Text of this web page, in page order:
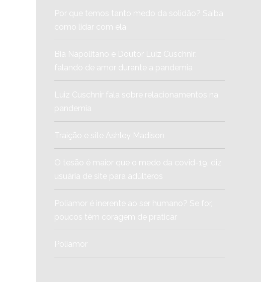
Por que temos tanto medo da solidão? Saiba
como lidar com ela
Bia Napolitano e Doutor Luiz Cuschnir:
falando de amor durante a pandemia
Luiz Cuschnir fala sobre relacionamentos na
pandemia
Traição e site Ashley Madison
O tesão é maior que o medo da covid-19, diz
usuária de site para adúlteros
Poliamor é inerente ao ser humano? Se for,
poucos têm coragem de praticar
Poliamor